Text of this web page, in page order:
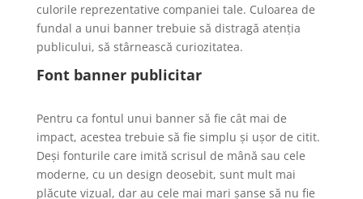
culorile reprezentative companiei tale. Culoarea de
fundal a unui banner trebuie să distragă atenția
publicului, să stârnească curiozitatea.
Font banner publicitar
Pentru ca fontul unui banner să fie cât mai de
impact, acestea trebuie să fie simplu și ușor de citit.
Deși fonturile care imită scrisul de mână sau cele
moderne, cu un design deosebit, sunt mult mai
plăcute vizual, dar au cele mai mari șanse să nu fie